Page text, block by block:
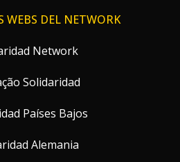
WEBS DEL NETWORK
Network
Solidaridad
Países Bajos
Alemania